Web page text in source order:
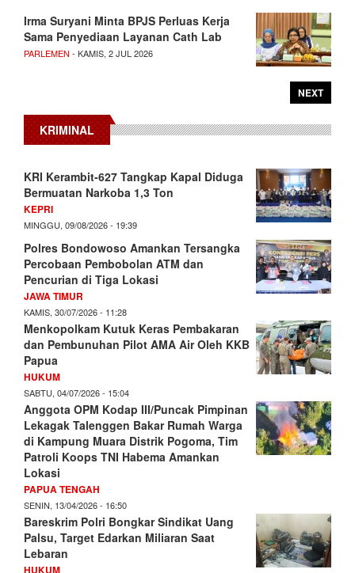
Irma Suryani Minta BPJS Perluas Kerja
Sama Penyediaan Layanan Cath Lab
PARLEMEN - KAMIS, 2 JUL 2026
NEXT
KRIMINAL
KRI Kerambit-627 Tangkap Kapal Diduga
Bermuatan Narkoba 1,3 Ton
KEPRI
MINGGU, 09/08/2026 - 19:39
Polres Bondowoso Amankan Tersangka
Percobaan Pembobolan ATM dan
Pencurian di Tiga Lokasi
JAWA TIMUR
KAMIS, 30/07/2026 - 11:28
Menkopolkam Kutuk Keras Pembakaran
dan Pembunuhan Pilot AMA Air Oleh KKB
Papua
HUKUM
SABTU, 04/07/2026 - 15:04
Anggota OPM Kodap III/Puncak Pimpinan
Lekagak Talenggen Bakar Rumah Warga
di Kampung Muara Distrik Pogoma, Tim
Patroli Koops TNI Habema Amankan
Lokasi
PAPUA TENGAH
SENIN, 13/04/2026 - 16:50
Bareskrim Polri Bongkar Sindikat Uang
Palsu, Target Edarkan Miliaran Saat
Lebaran
HUKUM